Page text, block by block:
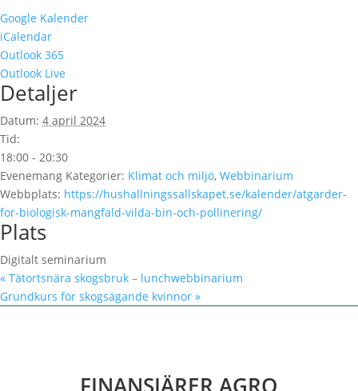
Google Kalender
iCalendar
Outlook 365
Outlook Live
Detaljer
Datum: 4 april 2024
Tid:
18:00 - 20:30
Evenemang Kategorier: Klimat och miljö, Webbinarium
Webbplats: https://hushallningssallskapet.se/kalender/atgarder-
for-biologisk-mangfald-vilda-bin-och-pollinering/
Plats
Digitalt seminarium
« Tätortsnära skogsbruk – lunchwebbinarium
Grundkurs för skogsägande kvinnor »
FINANSIÄRER AGRO